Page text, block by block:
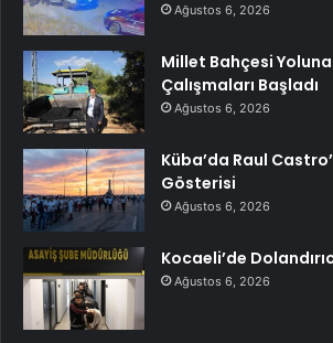
Ağustos 6, 2026
Millet Bahçesi
Çalışmaları Başladı
Ağustos 6, 2026
Küba’da Raul
Gösterisi
Ağustos 6, 2026
Kocaeli’de
Ağustos 6, 2026